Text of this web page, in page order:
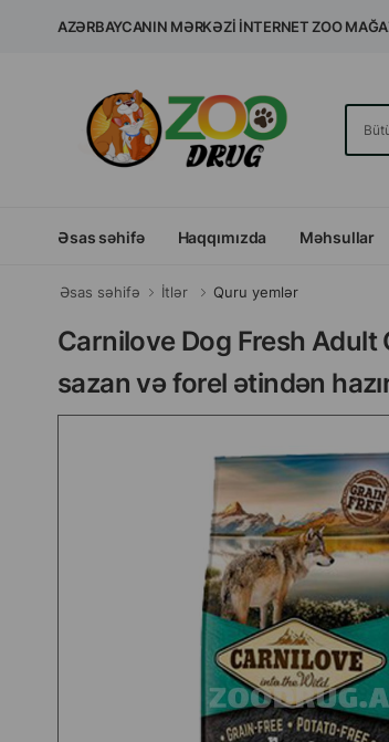
AZƏRBAYCANIN MƏRKƏZI İNTERNET ZOO
Əsas səhifə Haqqımızda Məhsullar
Əsas səhifə İtlər Quru yemlər
Carnilove Dog Fresh
sazan və forel ətindən